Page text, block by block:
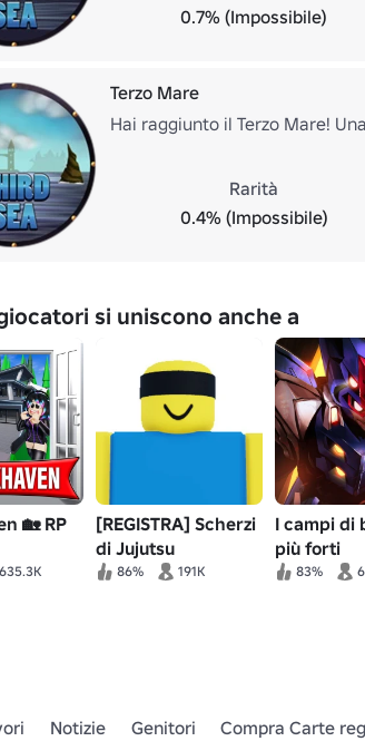
0.7% (Impossibile)
Terzo Mare
Hai raggiunto il Terzo Mare!
Rarità
0.4% (Impossibile)
si uniscono anche a
🏡 RP
635.3K
[REGISTRA] Scherzi
di Jujutsu
86% 191K
I campi di
più forti
83%
Notizie Genitori Compra Carte